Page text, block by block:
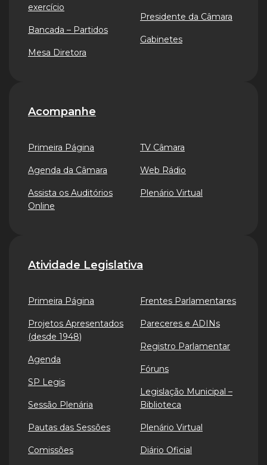
exercício
Bancada – Partidos
Mesa Diretora
Presidente da Câmara
Gabinetes
Acompanhe
Primeira Página
Agenda da Câmara
Assista os Auditórios
Online
TV Câmara
Web Rádio
Plenário Virtual
Atividade Legislativa
Primeira Página
Projetos Apresentados
(desde 1948)
Agenda
SP Legis
Sessão Plenária
Pautas das Sessões
Comissões
Frentes Parlamentares
Pareceres e ADINs
Registro Parlamentar
Fóruns
Legislação Municipal –
Biblioteca
Plenário Virtual
Diário Oficial